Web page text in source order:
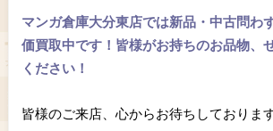
マンガ倉庫大分東店では新品・中古問わ
価買取中です！皆様がお持ちのお品物、
ください！
皆様のご来店、心からお待ちしておりま